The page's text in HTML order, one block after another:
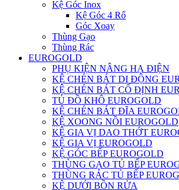
Kệ Góc Inox
Kệ Góc 4 Rổ
Góc Xoay
Thùng Gạo
Thùng Rác
EUROGOLD
PHỤ KIỆN NÂNG HẠ ĐIỆN
KỆ CHÉN BÁT DI ĐỘNG
KỆ CHÉN BÁT CỐ ĐỊNH
TỦ ĐỒ KHÔ EUROGOLD
KỆ CHÉN BÁT ĐĨA
KỆ XOONG NỒI EUROGOLD
KỆ GIA VỊ DAO THỚT
KỆ GIA VỊ EUROGOLD
KỆ GÓC BẾP EUROGOLD
THÙNG GẠO TỦ BẾP
THÙNG RÁC TỦ BẾP
KỆ DƯỚI BỒN RỬA